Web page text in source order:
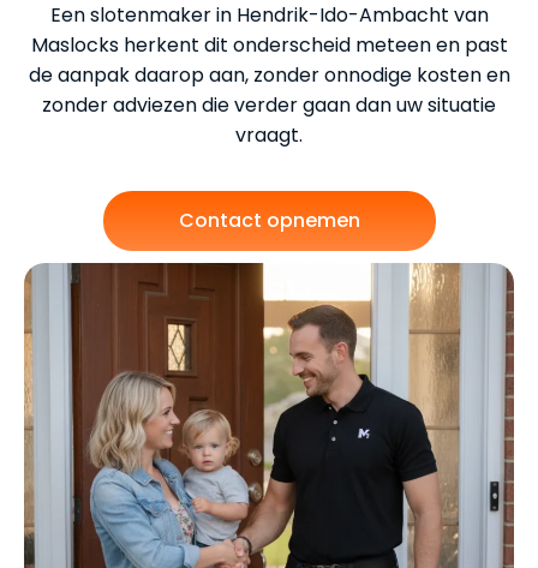
Een slotenmaker in Hendrik-Ido-Ambacht van
Maslocks herkent dit onderscheid meteen en past
de aanpak daarop aan, zonder onnodige kosten en
zonder adviezen die verder gaan dan uw situatie
vraagt.
Contact opnemen